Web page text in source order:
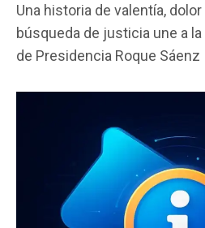
ce
b
o
tt
er
at
s
p
p
ail m
p
tir
Una historia de valentía,
búsqueda de justicia une a
de Presidencia Roque Sáenz